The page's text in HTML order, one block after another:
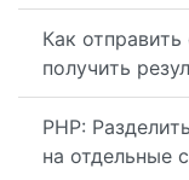
Как
получить
PHP:
на отдельные